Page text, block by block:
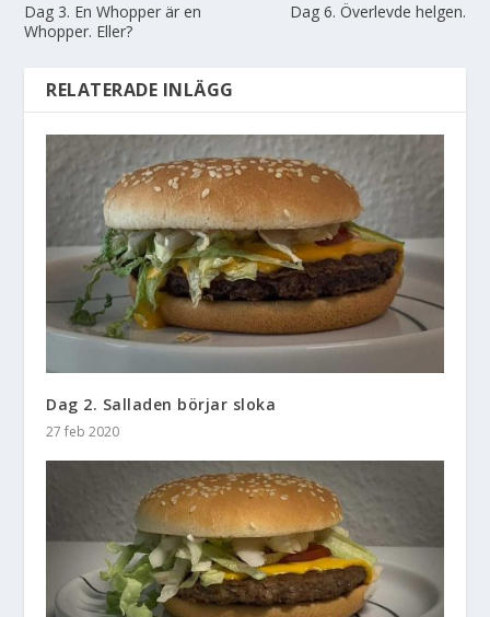
Dag 3. En Whopper är en
Whopper. Eller?
Dag 6. Överlevde helgen.
RELATERADE INLÄGG
Dag 2. Salladen börjar sloka
27 feb 2020